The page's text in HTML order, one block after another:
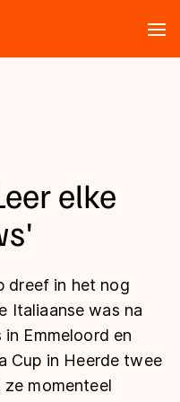
elke
dreef in het nog
Italiaanse was na
Emmeloord en
Cup in Heerde twee
momenteel